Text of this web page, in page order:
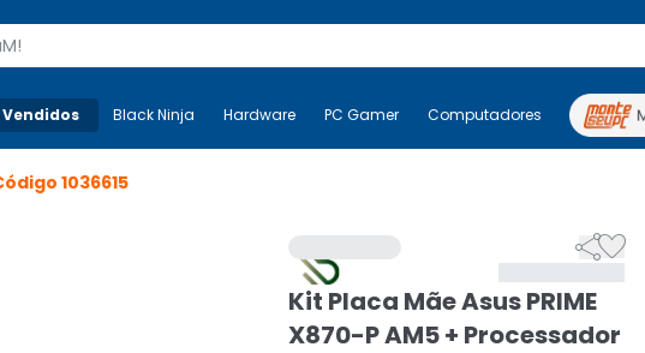
Mais-v- Black Ninja Hardware PC Gamer Computadores
Black Ninja Hardware PC Gamer Computadores Periféricos
1036615

Kit Placa Mãe Asus PRIME
X870-P AM5 + Processador